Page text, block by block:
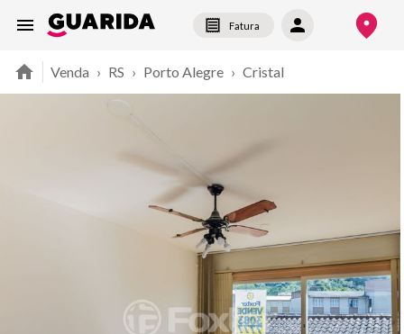
Fatura
Venda › RS › Porto Alegre › Cristal